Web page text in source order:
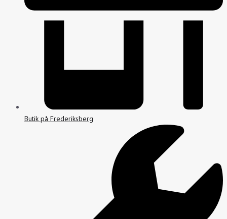
Butik på Frederiksberg